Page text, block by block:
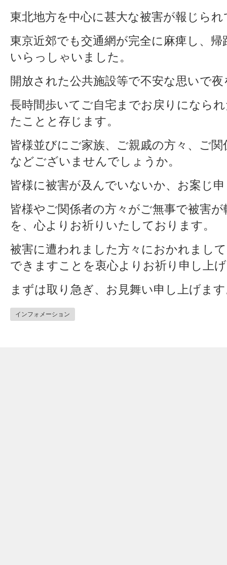
東北地方を中心に甚大な被害が報じら
東京近郊でも交通網が完全に麻痺し、
いらっしゃいました。
開放された公共施設等で不安な思いで
長時間歩いてご自宅までお戻りになら
たことと存じます。
皆様並びにご家族、ご親戚の方々、ご
などございませんでしょうか。
皆様に被害が及んでいないか、お案じ
皆様やご関係者の方々がご無事で被害
を、心よりお祈りいたしております。
被害に遭われました方々におかれまし
できますことを衷心よりお祈り申し上
まずは取り急ぎ、お見舞い申し上げま
インフォメーション